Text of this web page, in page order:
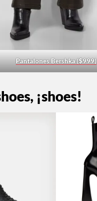
Pantalones Bershka ($999)
¡shoes!